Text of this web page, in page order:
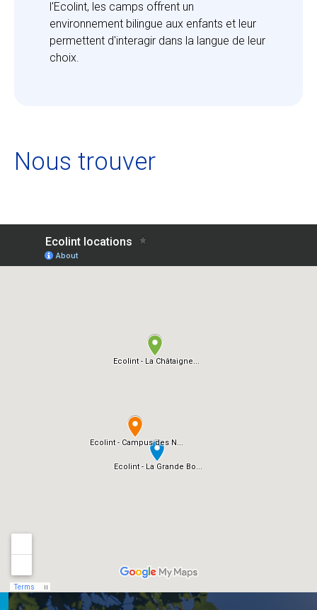
l'Ecolint, les camps offrent un
environnement bilingue aux enfants et leur
permettent d'interagir dans la langue de leur
choix.
Nous trouver